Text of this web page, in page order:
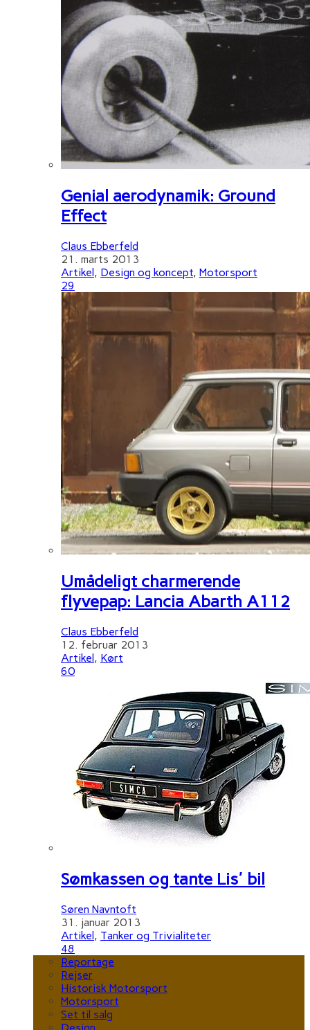
Genial aerodynamik: Ground
Effect
Claus Ebberfeld
21. marts 2013
Artikel, Design og koncept, Motorsport
29
Umådeligt charmerende
flyvepap: Lancia Abarth A112
Claus Ebberfeld
12. februar 2013
Artikel, Kørt
60
Sømkassen og tante Lis' bil
Søren Navntoft
31. januar 2013
Artikel, Tanker og Trivialiteter
48
Reportage
Rejser
Historisk Motorsport
Motorsport
Set til salg
Design